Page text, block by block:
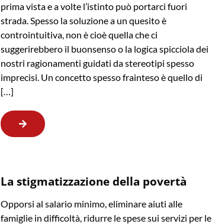
prima vista e a volte l’istinto può portarci fuori
strada. Spesso la soluzione a un quesito è
controintuitiva, non è cioè quella che ci
suggerirebbero il buonsenso o la logica spicciola dei
nostri ragionamenti guidati da stereotipi spesso
imprecisi. Un concetto spesso frainteso è quello di
[…]
La stigmatizzazione della povertà
Opporsi al salario minimo, eliminare aiuti alle
famiglie in difficoltà, ridurre le spese sui servizi per le